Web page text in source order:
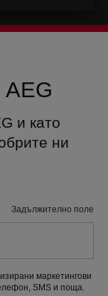
и като
ни
Задължително поле
маркетингови
SMS и поща.